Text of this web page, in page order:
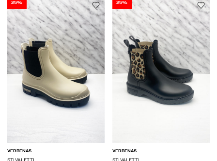
25%
VERBENAS
STIVALETTI
25%
VERBENAS
STIVALETTI